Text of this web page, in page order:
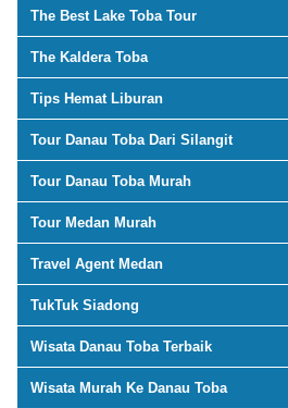
The Best Lake Toba Tour
The Kaldera Toba
Tips Hemat Liburan
Tour Danau Toba Dari Silangit
Tour Danau Toba Murah
Tour Medan Murah
Travel Agent Medan
TukTuk Siadong
Wisata Danau Toba Terbaik
Wisata Murah Ke Danau Toba